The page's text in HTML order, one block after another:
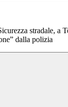
stradale, a
dalla polizia